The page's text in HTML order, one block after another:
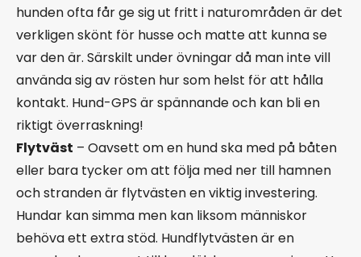
hunden ofta får ge sig ut fritt i naturområden är det
verkligen skönt för husse och matte att kunna se
var den är. Särskilt under övningar då man inte vill
använda sig av rösten hur som helst för att hålla
kontakt. Hund-GPS är spännande och kan bli en
riktigt överraskning!
Flytväst – Oavsett om en hund ska med på båten
eller bara tycker om att följa med ner till hamnen
och stranden är flytvästen en viktig investering.
Hundar kan simma men kan liksom människor
behöva ett extra stöd. Hundflytvästen är en